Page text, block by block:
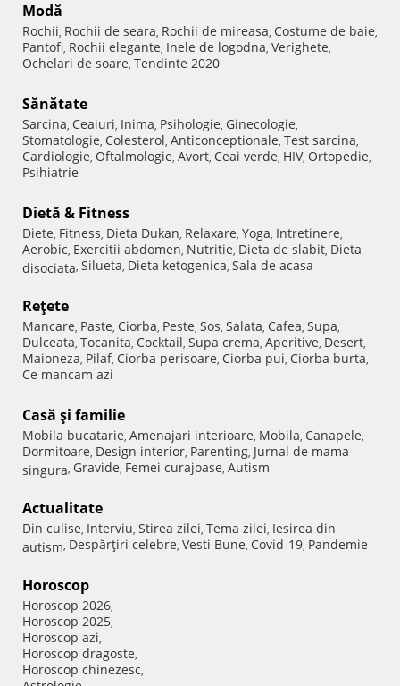
Modă
Rochii, Rochii de seara, Rochii de mireasa, Costume de baie,
Pantofi, Rochii elegante, Inele de logodna, Verighete,
Ochelari de soare, Tendinte 2020
Sănătate
Sarcina, Ceaiuri, Inima, Psihologie, Ginecologie,
Stomatologie, Colesterol, Anticonceptionale, Test sarcina,
Cardiologie, Oftalmologie, Avort, Ceai verde, HIV, Ortopedie,
Psihiatrie
Dietă & Fitness
Diete, Fitness, Dieta Dukan, Relaxare, Yoga, Intretinere,
Aerobic, Exercitii abdomen, Nutritie, Dieta de slabit, Dieta
disociata, Silueta, Dieta ketogenica, Sala de acasa
Reţete
Mancare, Paste, Ciorba, Peste, Sos, Salata, Cafea, Supa,
Dulceata, Tocanita, Cocktail, Supa crema, Aperitive, Desert,
Maioneza, Pilaf, Ciorba perisoare, Ciorba pui, Ciorba burta,
Ce mancam azi
Casă şi familie
Mobila bucatarie, Amenajari interioare, Mobila, Canapele,
Dormitoare, Design interior, Parenting, Jurnal de mama
singura, Gravide, Femei curajoase, Autism
Actualitate
Din culise, Interviu, Stirea zilei, Tema zilei, Iesirea din
autism, Despărţiri celebre, Vesti Bune, Covid-19, Pandemie
Horoscop
Horoscop 2026,
Horoscop 2025,
Horoscop azi,
Horoscop dragoste,
Horoscop chinezesc,